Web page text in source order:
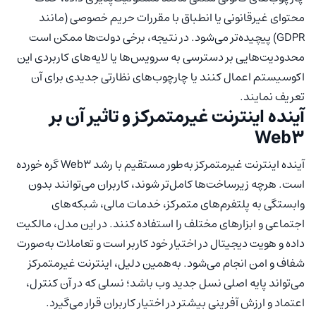
محتوای غیرقانونی یا انطباق با مقررات حریم خصوصی (مانند
GDPR) پیچیده‌تر می‌شود. در نتیجه، برخی دولت‌ها ممکن است
محدودیت‌هایی بر دسترسی به سرویس‌ها یا لایه‌های کاربردی این
اکوسیستم اعمال کنند یا چارچوب‌های نظارتی جدیدی برای آن
تعریف نمایند.
آینده اینترنت غیرمتمرکز و تاثیر آن بر
Web3
آینده اینترنت غیرمتمرکز به‌طور مستقیم با رشد Web3 گره خورده
است. هرچه زیرساخت‌ها کامل‌تر شوند، کاربران می‌توانند بدون
وابستگی به پلتفرم‌های متمرکز، خدمات مالی، شبکه‌های
اجتماعی و ابزارهای مختلف را استفاده کنند. در این مدل، مالکیت
داده و هویت دیجیتال در اختیار خود کاربر است و تعاملات به‌صورت
شفاف و امن انجام می‌شود. به‌همین دلیل، اینترنت غیرمتمرکز
می‌تواند پایه اصلی نسل جدید وب باشد؛ نسلی که در آن کنترل،
اعتماد و ارزش آفرینی بیشتر در اختیار کاربران قرار می‌گیرد.